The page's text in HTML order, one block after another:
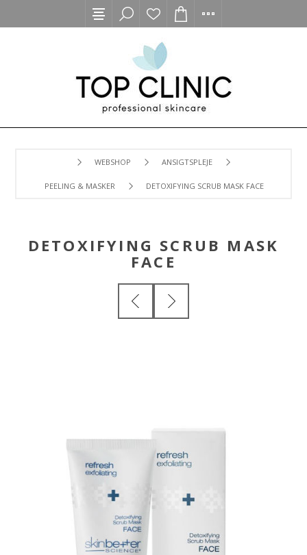
WEBSHOP ANSIGTSPLEJE
PEELING & MASKER DETOXIFYING SCRUB MASK FACE
DETOXIFYING SCRUB MASK
FACE